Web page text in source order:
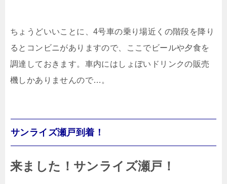
ちょうどいいことに、4号車の乗り場近くの階段を降り
るとコンビニがありますので、ここでビールや夕食を
調達しておきます。車内にはしょぼいドリンクの販売
機しかありませんので…。
サンライズ瀬戸到着！
来ました！サンライズ瀬戸！